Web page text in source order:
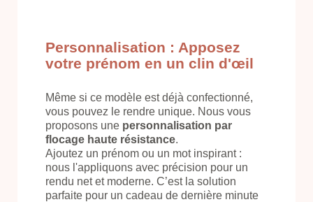
Personnalisation : Apposez
votre prénom en un clin d'œil
Même si ce modèle est déjà confectionné,
vous pouvez le rendre unique. Nous vous
proposons une personnalisation par
flocage haute résistance.
Ajoutez un prénom ou un mot inspirant :
nous l'appliquons avec précision pour un
rendu net et moderne. C’est la solution
parfaite pour un cadeau de dernière minute